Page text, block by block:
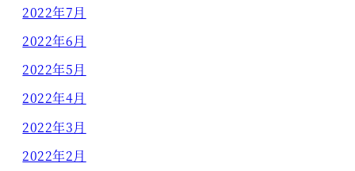
2022年7月
2022年6月
2022年5月
2022年4月
2022年3月
2022年2月